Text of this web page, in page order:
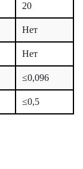
20
Нет
Нет
≤0,096
≤0,5